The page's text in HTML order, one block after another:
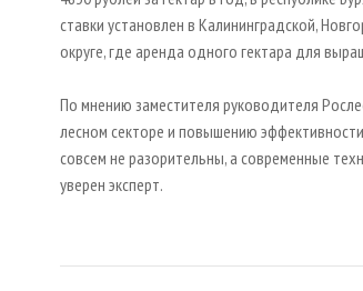
ставки установлен в Калининградской,
округе, где аренда одного гектара для
По мнению заместителя руководителя
лесном секторе и повышению
совсем не разорительны, а современные
уверен эксперт.